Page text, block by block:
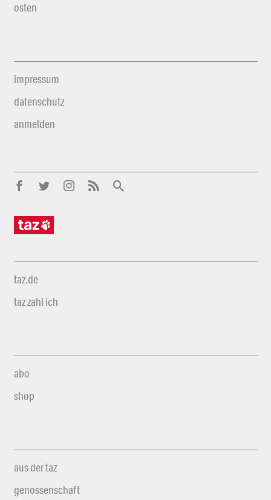
osten
impressum
datenschutz
anmelden
taz.de
taz zahl ich
abo
shop
aus der taz
genossenschaft